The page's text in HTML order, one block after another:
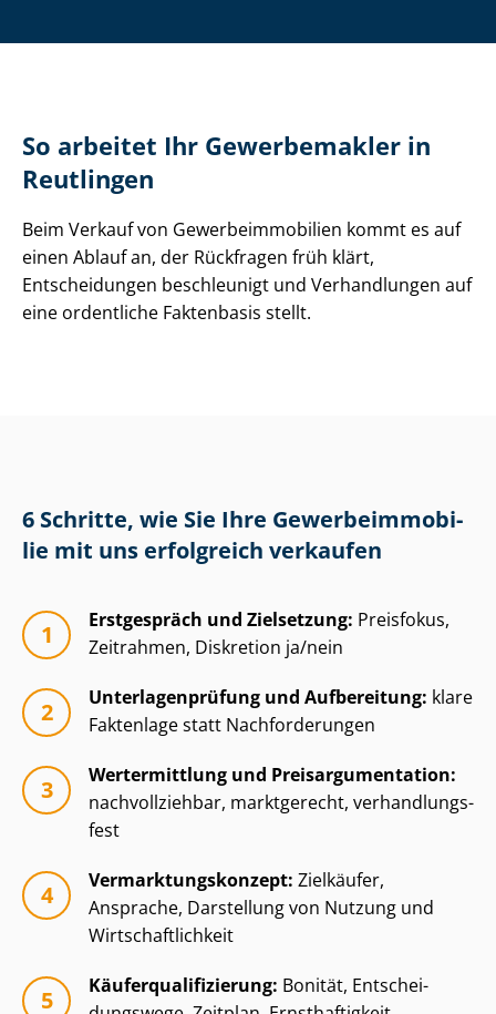
So arbeitet Ihr Gewerbemakler in
Reutlingen
Beim Verkauf von Ge­wer­be­im­mo­bi­li­en kommt es auf
einen Ablauf an, der Rückfragen früh klärt,
Entscheidungen beschleunigt und Verhandlungen auf
eine ordentliche Faktenbasis stellt.
6 Schritte, wie Sie Ihre Ge­wer­be­im­mo­bi­
lie mit uns erfolgreich verkaufen
Erstgespräch und Zielsetzung: Preisfokus,
Zeitrahmen, Diskretion ja/nein
Un­ter­la­gen­prü­fung und Aufbereitung: klare
Faktenlage statt Nachforderungen
Wertermittlung und Preisar­gu­men­ta­ti­on:
nachvollziehbar, marktgerecht, ver­hand­lungs­
fest
Ver­mark­tungs­kon­zept: Zielkäufer,
Ansprache, Darstellung von Nutzung und
Wirt­schaft­lich­keit
Käu­fer­qua­li­fi­zie­rung: Bonität, Ent­schei­